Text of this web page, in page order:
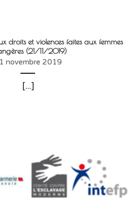
droits et violences faites aux femmes
(21/11/2019)
novembre 2019
[...]